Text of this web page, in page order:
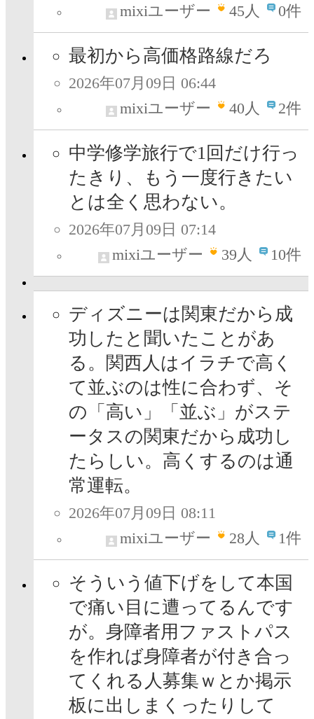
mixiユーザー
45人 0件
最初から高価格路線だろ
2026年07月09日 06:44
mixiユーザー
40人 2件
中学修学旅行で1回だけ行っ
たきり、もう一度行きたい
とは全く思わない。
2026年07月09日 07:14
mixiユーザー
39人 10件
ディズニーは関東だから成
功したと聞いたことがあ
る。関西人はイラチで高く
て並ぶのは性に合わず、そ
の「高い」「並ぶ」がステ
ータスの関東だから成功し
たらしい。高くするのは通
常運転。
2026年07月09日 08:11
mixiユーザー
28人 1件
そういう値下げをして本国
で痛い目に遭ってるんです
が。身障者用ファストパス
を作れば身障者が付き合っ
てくれる人募集ｗとか掲示
板に出しまくったりして